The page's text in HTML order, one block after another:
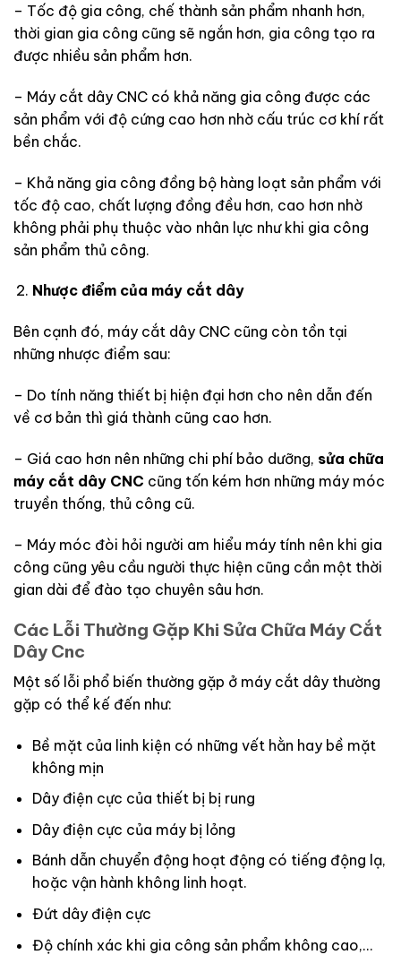
– Tốc độ gia công, chế thành sản phẩm nhanh hơn,
thời gian gia công cũng sẽ ngắn hơn, gia công tạo ra
được nhiều sản phẩm hơn.
– Máy cắt dây CNC có khả năng gia công được các
sản phẩm với độ cứng cao hơn nhờ cấu trúc cơ khí rất
bền chắc.
– Khả năng gia công đồng bộ hàng loạt sản phẩm với
tốc độ cao, chất lượng đồng đều hơn, cao hơn nhờ
không phải phụ thuộc vào nhân lực như khi gia công
sản phẩm thủ công.
Nhược điểm của máy cắt dây
Bên cạnh đó, máy cắt dây CNC cũng còn tồn tại
những nhược điểm sau:
– Do tính năng thiết bị hiện đại hơn cho nên dẫn đến
về cơ bản thì giá thành cũng cao hơn.
– Giá cao hơn nên những chi phí bảo dưỡng, sửa chữa
máy cắt dây CNC cũng tốn kém hơn những máy móc
truyền thống, thủ công cũ.
– Máy móc đòi hỏi người am hiểu máy tính nên khi gia
công cũng yêu cầu người thực hiện cũng cần một thời
gian dài để đào tạo chuyên sâu hơn.
Các Lỗi Thường Gặp Khi Sửa Chữa Máy Cắt
Dây Cnc
Một số lỗi phổ biến thường gặp ở máy cắt dây thường
gặp có thể kế đến như:
Bề mặt của linh kiện có những vết hằn hay bề mặt
không mịn
Dây điện cực của thiết bị bị rung
Dây điện cực của máy bị lỏng
Bánh dẫn chuyển động hoạt động có tiếng động lạ,
hoặc vận hành không linh hoạt.
Đứt dây điện cực
Độ chính xác khi gia công sản phẩm không cao,…